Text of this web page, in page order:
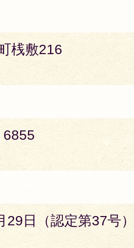
桟敷216
6855
29日（認定第37号